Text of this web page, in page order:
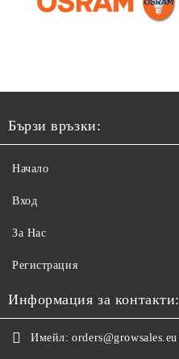
Бързи връзки:
Начало
Вход
За Нас
Регистрация
Информация за контакти:
Имейл: orders@growsales.eu